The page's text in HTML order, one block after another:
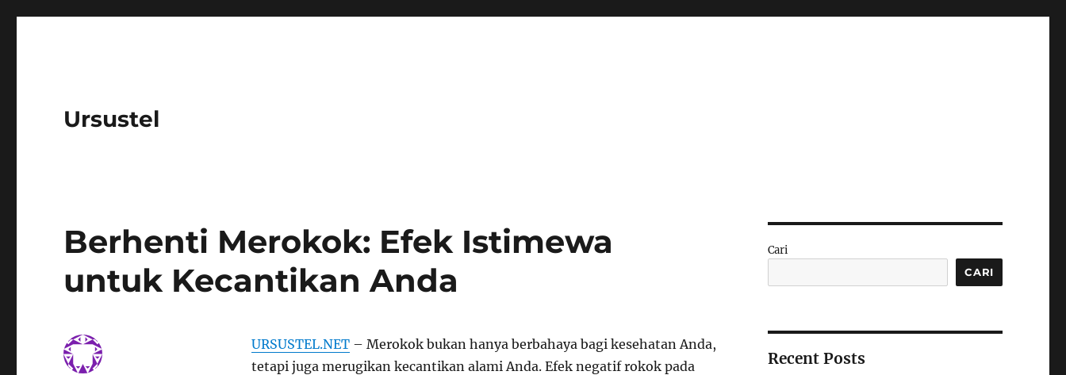
Ursustel
Berhenti Merokok: Efek Istimewa
untuk Kecantikan Anda
URSUSTEL.NET– Merokok bukan hanya berbahaya bagi kesehatan Anda,
tetapi juga merugikan kecantikan alami Anda. Efek negatif rokok pada
Cari
CARI
Recent Posts